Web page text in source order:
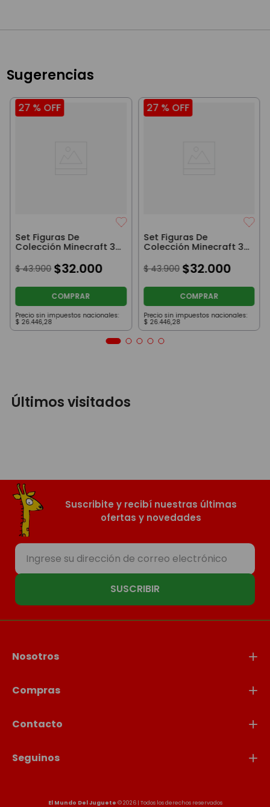
Sugerencias
27 % OFF
Set Figuras De
Colección Minecraft 3D
$ 43.900 $32.000
COMPRAR
Precio sin impuestos nacionales:
$ 26.446,28
27 % OFF
Set Figuras De
Colección Minecraft 3D
Cabra
$ 43.900 $32.000
COMPRAR
Precio sin impuestos nacionales:
$ 26.446,28
Últimos visitados
Suscribite y recibí nuestras últimas
ofertas y novedades
SUSCRIBIR
Nosotros
Compras
Contacto
Seguinos
El Mundo Del Juguete © 2026 | Todos los derechos reservados